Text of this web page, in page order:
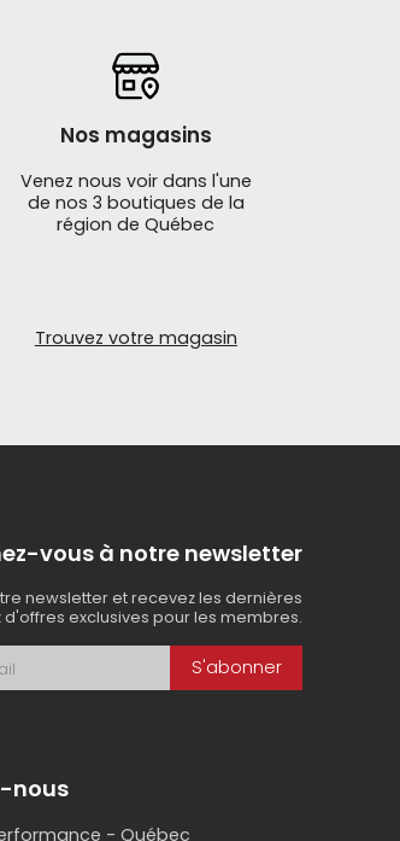
Nos magasins
Venez nous voir dans l'une
de nos 3 boutiques de la
région de Québec
Trouvez votre magasin
vous à notre newsletter
newsletter et recevez les dernières
exclusives pour les membres.
S'abonner
nous
- Québec